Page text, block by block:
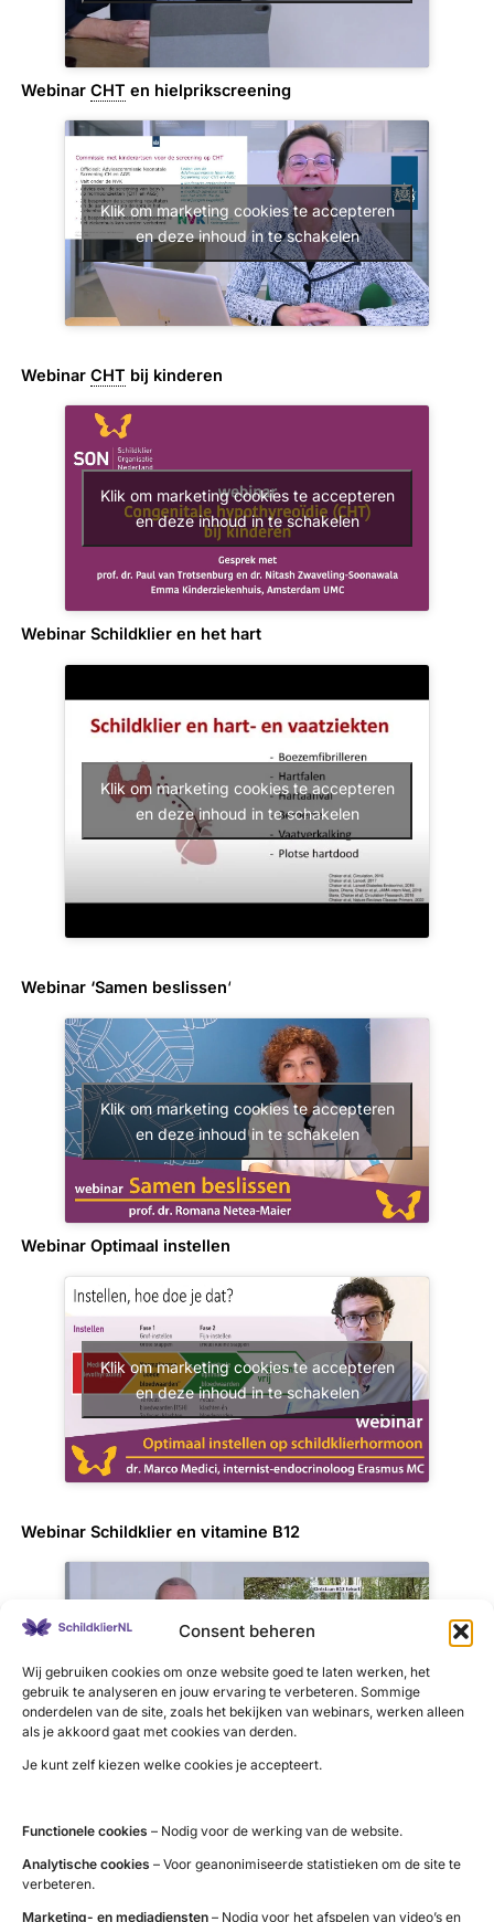
Consent beheren
Wij gebruiken cookies om onze website goed te laten werken, het
gebruik te analyseren en jouw ervaring te verbeteren. Sommige
onderdelen van de site, zoals het bekijken van webinars, werken alleen
als je akkoord gaat met cookies van derden.
Je kunt zelf kiezen welke cookies je accepteert.
Functionele cookies – Nodig voor de werking van de website.
Analytische cookies – Voor geanonimiseerde statistieken om de site te
verbeteren.
Marketing- en mediadiensten – Nodig voor het afspelen van video’s en
WebinarCHT en hielprikscreening
Klik om marketing cookies te accepteren
en deze inhoud in te schakelen
WebinarCHT bij kinderen
Klik om marketing cookies te accepteren
en deze inhoud in te schakelen
Webinar Schildklier en het hart
Klik om marketing cookies te accepteren
en deze inhoud in te schakelen
Webinar ‘Samen beslissen‘
Klik om marketing cookies te accepteren
en deze inhoud in te schakelen
Webinar Optimaal instellen
Klik om marketing cookies te accepteren
en deze inhoud in te schakelen
Webinar Schildklier en vitamine B12
en deze inhoud in te schakelen
Klik om marketing cookies te accepteren